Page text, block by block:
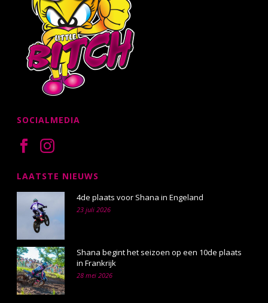
SOCIALMEDIA
LAATSTE NIEUWS
4de plaats voor Shana in Engeland
23 juli 2026
Shana begint het seizoen op een 10de plaats
in Frankrijk
28 mei 2026